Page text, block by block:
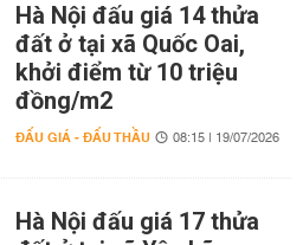
Hà Nội đấu giá 14 thửa
đất ở tại xã Quốc Oai,
khởi điểm từ 10 triệu
đồng/m2
ĐẤU GIÁ - ĐẤU THẦU 08:15 | 19/07/2026
Hà Nội đấu giá 17 thửa